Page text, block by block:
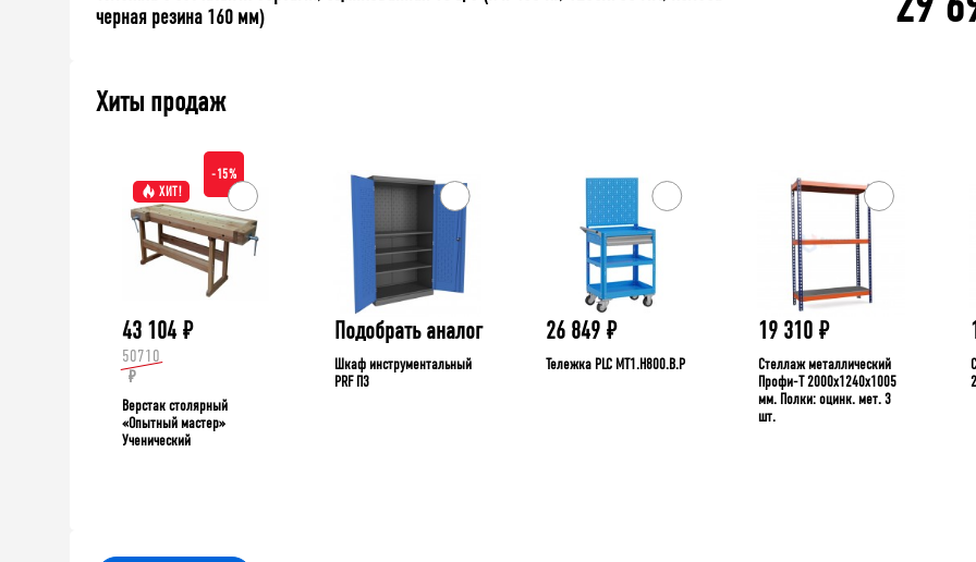
черная резина 160 мм)
Хиты продаж
ХИТ!
-15%
43 104 ₽
50710
₽
Верстак столярный
«Опытный мастер»
Ученический
Подобрать аналог
Шкаф инструментальный
PRF П3
26 849 ₽
Тележка PLC МT1.H800.В.Р
19 310 ₽
Стеллаж металлический
Профи-Т 2000x1240x1005
мм. Полки: оцинк. мет. 3
шт.